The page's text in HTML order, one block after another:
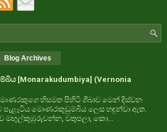
Blog Archives
[Monarakudumbiya] (Vernonia
හිසමත පිහිටි ශිඛාව මෙන් දිස්වන
පැළෑටිය මොණරකුඩුම්බිය ලෙස හඳුන්වා ඇත.
මඟුල්කුඹුරුවන්න, වතුපලා, කො...